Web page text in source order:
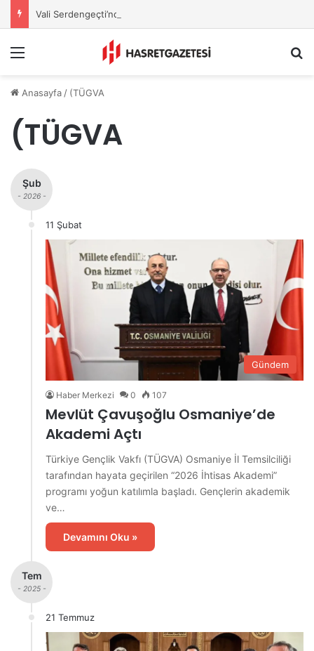
Vali Serdengeçti’nden Osmaniye’de Gece Esnaf Turu
Anasayfa / (TÜGVA
(TÜGVA
Şub
- 2026 -
11 Şubat
Gündem
Haber Merkezi 0 107
Mevlüt Çavuşoğlu Osmaniye’de
Akademi Açtı
Türkiye Gençlik Vakfı (TÜGVA) Osmaniye İl Temsilciliği
tarafından hayata geçirilen “2026 İhtisas Akademi”
programı yoğun katılımla başladı. Gençlerin akademik
ve…
Devamını Oku »
Tem
- 2025 -
21 Temmuz